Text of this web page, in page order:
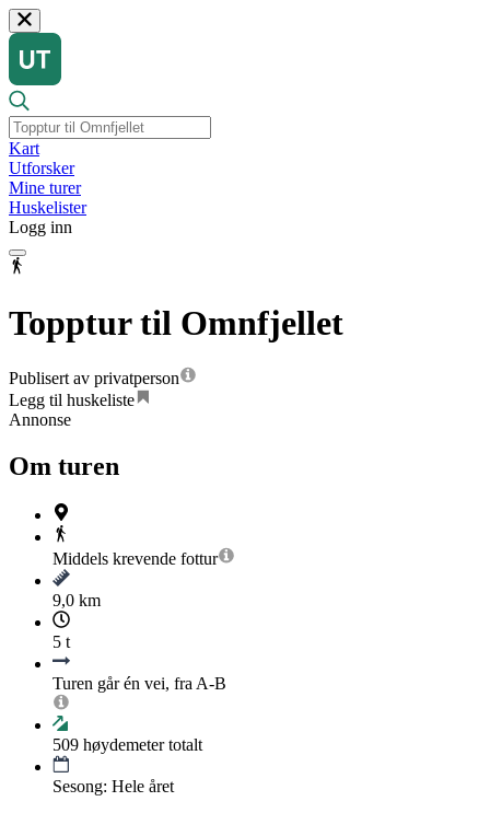
Kart
Utforsker
Mine turer
Huskelister
Logg inn
Topptur til Omnfjellet
Publisert av privatperson
Legg til huskeliste
Annonse
Om turen
Middels krevende fottur
9,0 km
5 t
Turen går én vei, fra A-B
509 høydemeter totalt
Sesong: Hele året